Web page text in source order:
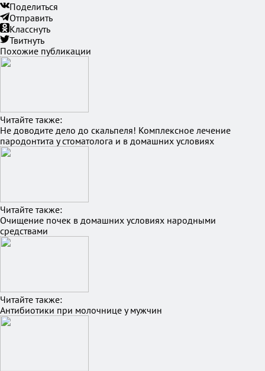
Поделиться
Отправить
Класснуть
Твитнуть
Похожие публикации
Читайте также:
Не доводите дело до скальпеля! Комплексное лечение
пародонтита у стоматолога и в домашних условиях
Читайте также:
Очищение почек в домашних условиях народными
средствами
Читайте также:
Антибиотики при молочнице у мужчин